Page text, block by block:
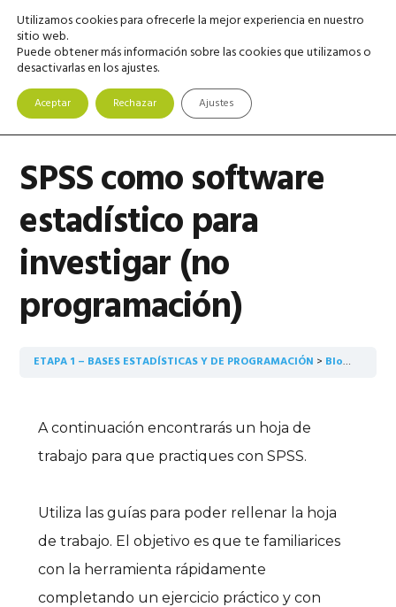
Saltar
navegación
principal
Saltar
contenido
principal
Saltar
barra
lateral
principal
MENU
SPSS como software
estadístico para
investigar (no
programación)
ETAPA 1 – BASES ESTADÍSTICAS Y DE PROGRAMACIÓN Bloque 2. Empieza con tu software de Ciencia de Datos
A continuación encontrarás un hoja de
trabajo para que practiques con SPSS.
Utiliza las guías para poder rellenar la hoja
de trabajo. El objetivo es que te familiarices
con la herramienta rápidamente
completando un ejercicio práctico y con
Utilizamos cookies para ofrecerle la mejor experiencia en nuestro
sitio web.
Puede obtener más información sobre las cookies que utilizamos o
desactivarlas en los ajustes.
Aceptar Rechazar Ajustes